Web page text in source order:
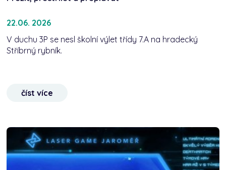
22.06. 2026
V duchu 3P se nesl školní výlet třídy 7.A na hradecký
Stříbrný rybník.
číst více